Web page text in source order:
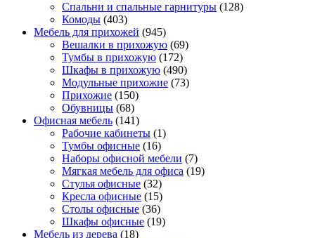
Спальни и спальные гарнитуры (128)
Комоды (403)
Мебель для прихожей (945)
Вешалки в прихожую (69)
Тумбы в прихожую (172)
Шкафы в прихожую (490)
Модульные прихожие (73)
Прихожие (150)
Обувницы (68)
Офисная мебель (141)
Рабочие кабинеты (1)
Тумбы офисные (16)
Наборы офисной мебели (7)
Мягкая мебель для офиса (19)
Стулья офисные (32)
Кресла офисные (15)
Столы офисные (36)
Шкафы офисные (19)
Мебель из дерева (18)